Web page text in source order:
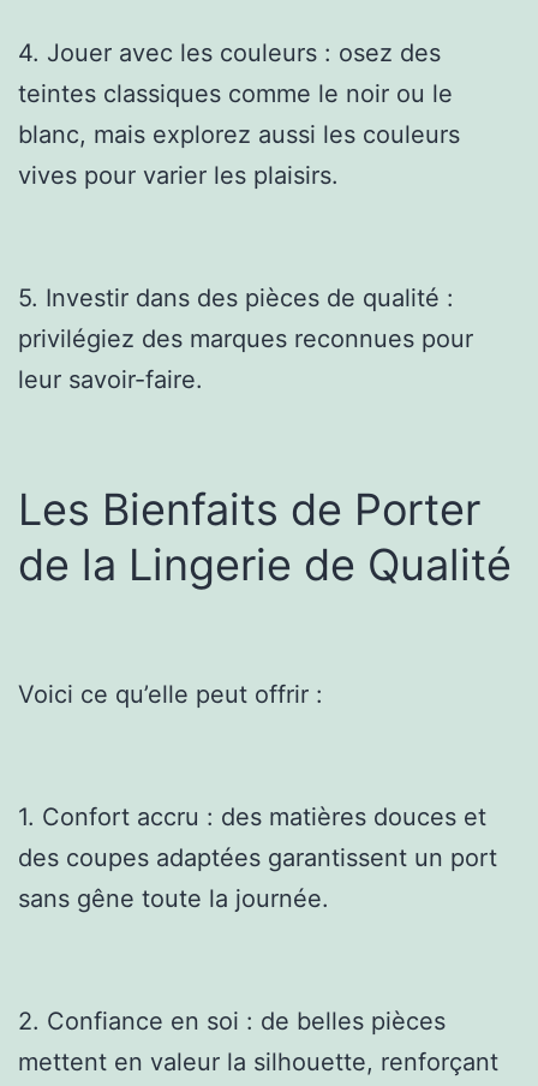
4. Jouer avec les couleurs : osez des
teintes classiques comme le noir ou le
blanc, mais explorez aussi les couleurs
vives pour varier les plaisirs.
5. Investir dans des pièces de qualité :
privilégiez des marques reconnues pour
leur savoir-faire.
Les Bienfaits de Porter
de la Lingerie de Qualité
Voici ce qu’elle peut offrir :
1. Confort accru : des matières douces et
des coupes adaptées garantissent un port
sans gêne toute la journée.
2. Confiance en soi : de belles pièces
mettent en valeur la silhouette, renforçant